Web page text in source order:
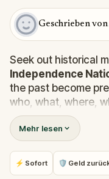
Geschrieben
Seek out historical
Independence
the past become
who, what, where,
born.
Ready to go back in
Please note that
Mehr lesen
⚡ Sofort 🛡 Geld